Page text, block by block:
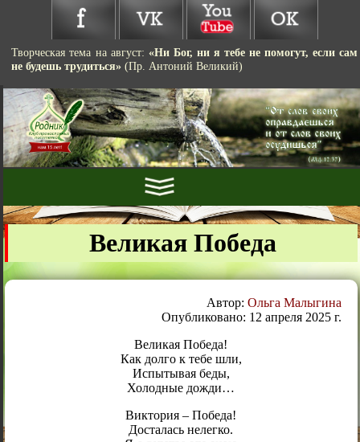
Творческая тема на август: «Ни Бог, ни я тебе не помогут, если сам
не будешь трудиться»(Пр. Антоний Великий)
Великая Победа
Автор: Ольга Малыгина
Опубликовано: 12 апреля 2025 г.
Великая Победа!
Как долго к тебе шли,
Испытывая беды,
Холодные дожди…
Виктория – Победа!
Досталась нелегко.